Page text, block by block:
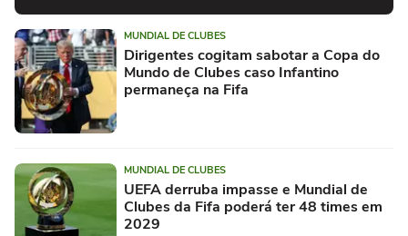
MUNDIAL DE CLUBES
Dirigentes cogitam sabotar a Copa do
Mundo de Clubes caso Infantino
permaneça na Fifa
MUNDIAL DE CLUBES
UEFA derruba impasse e Mundial de
Clubes da Fifa poderá ter 48 times em
2029